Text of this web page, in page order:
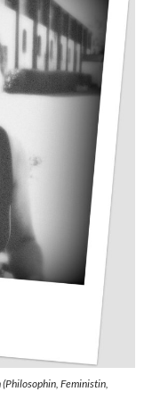
Feministin,